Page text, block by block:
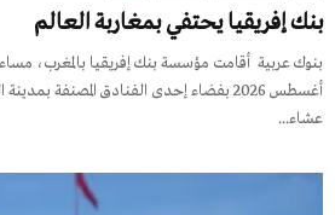
بنك إفريقيا يحتفي بمغاربة العالم
أغسطس 2026 بفضاء إحدى الفنادق المصنفة
عشاء...